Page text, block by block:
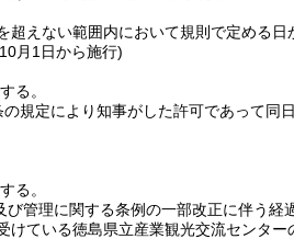
えない範囲内において規則で定める日
月1日から施行)
る。
規定により知事がした許可であって
る。
管理に関する条例の一部改正に伴う経
けている徳島県立産業観光交流センタ